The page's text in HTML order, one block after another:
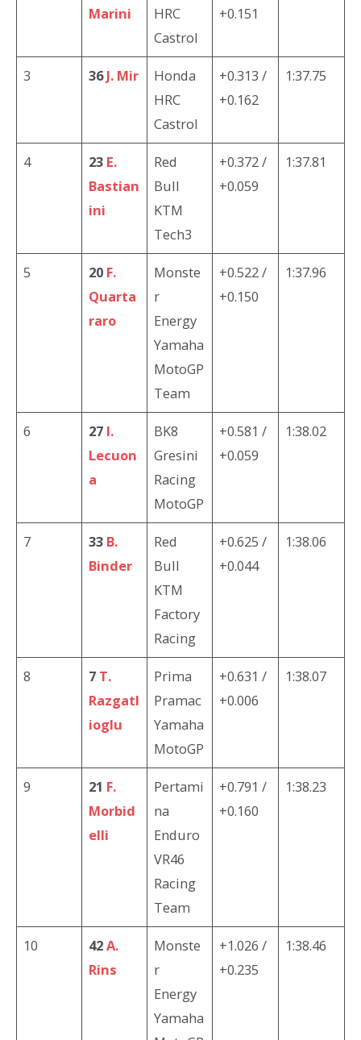
Marini
HRC
Castrol
+0.151
3 36J. Mir
Honda
HRC
Castrol
+0.313 /
+0.162
1:37.75
4 23 E.
Bastian
ini
Red
Bull
KTM
Tech3
+0.372 /
+0.059
1:37.81
5 20 F.
Quarta
raro
Monste
r
Energy
Yamaha
MotoGP
Team
+0.522 /
+0.150
1:37.96
6 27 I.
Lecuon
a
BK8
Gresini
Racing
MotoGP
+0.581 /
+0.059
1:38.02
7 33 B.
Binder
Red
Bull
KTM
Factory
Racing
+0.625 /
+0.044
1:38.06
8 7 T.
Razgatl
ioglu
Prima
Pramac
Yamaha
MotoGP
+0.631 /
+0.006
1:38.07
9 21 F.
Morbid
elli
Pertami
na
Enduro
VR46
Racing
Team
+0.791 /
+0.160
1:38.23
10 42A.
Rins
Monste
r
Energy
Yamaha
+1.026 /
+0.235
1:38.46